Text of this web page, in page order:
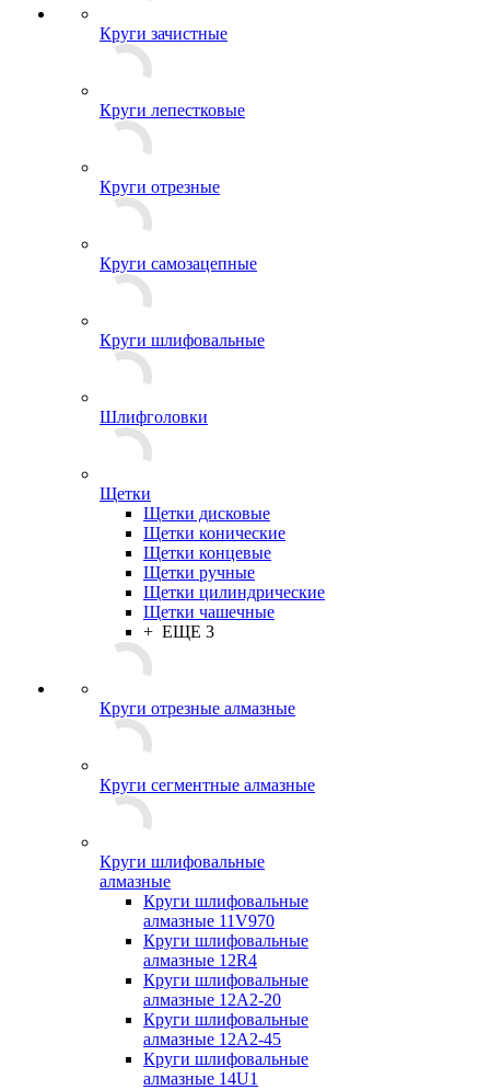
Круги зачистные
Круги лепестковые
Круги отрезные
Круги самозацепные
Круги шлифовальные
Шлифголовки
Щетки
Щетки дисковые
Щетки конические
Щетки концевые
Щетки ручные
Щетки цилиндрические
Щетки чашечные
+ ЕЩЕ 3
Круги отрезные алмазные
Круги сегментные алмазные
Круги шлифовальные
алмазные
Круги шлифовальные
алмазные 11V970
Круги шлифовальные
алмазные 12R4
Круги шлифовальные
алмазные 12А2-20
Круги шлифовальные
алмазные 12А2-45
Круги шлифовальные
алмазные 14U1